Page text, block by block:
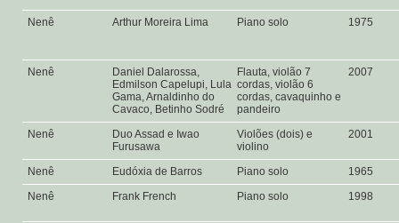
Nenê Arthur Moreira Lima Piano solo 1975
Nenê
Daniel Dalarossa,
Edmilson Capelupi, Lula
Gama, Arnaldinho do
Cavaco, Betinho Sodré
Flauta, violão 7
cordas, violão 6
cordas, cavaquinho e
pandeiro
2007
Nenê
Duo Assad e Iwao
Furusawa
Violões (dois) e
violino
2001
Nenê Eudóxia de Barros Piano solo
1965
Nenê
Frank French Piano solo 1998